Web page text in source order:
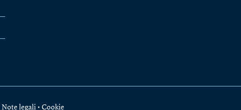
Note legali • Cookie